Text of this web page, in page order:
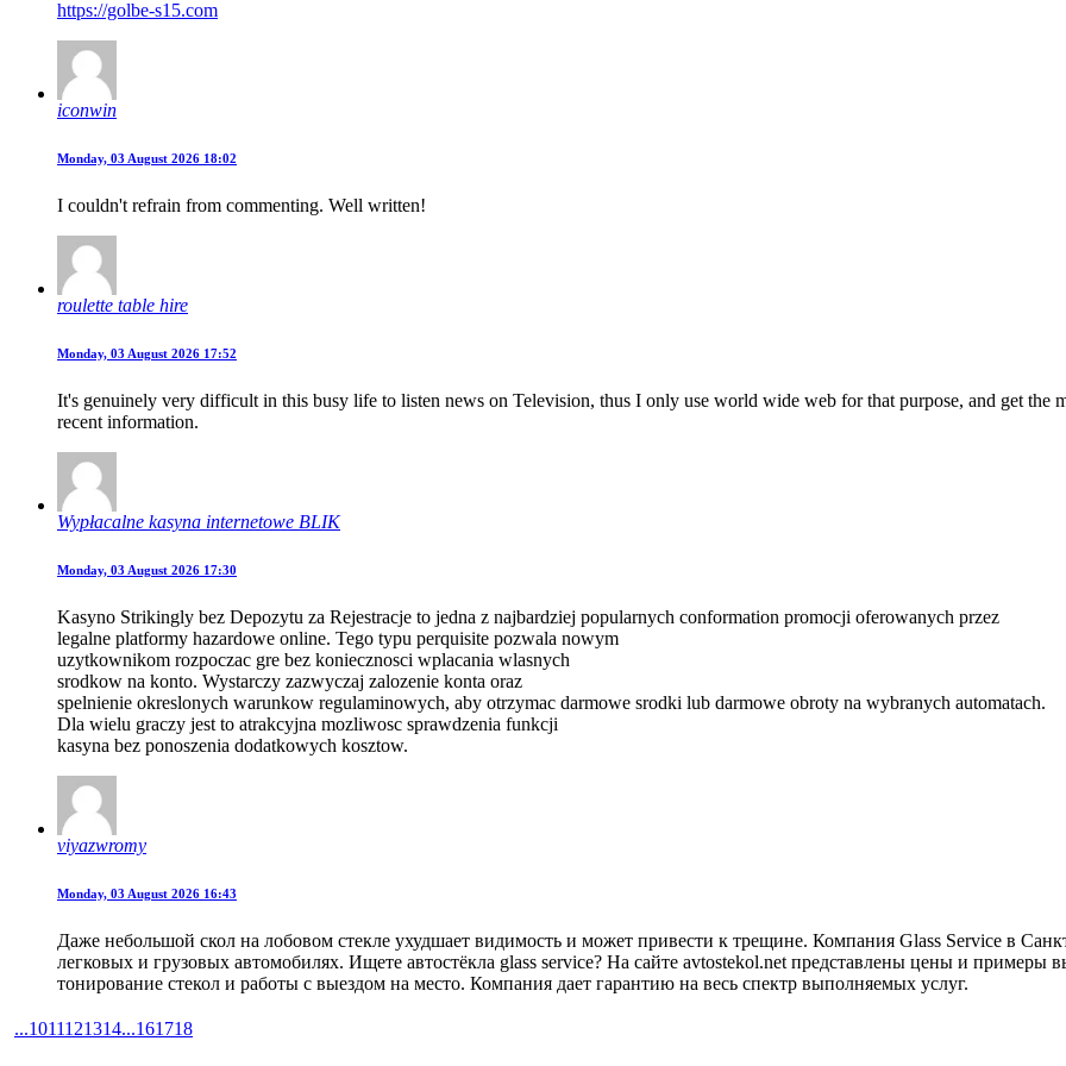
https://golbe-s15.com
iconwin
Monday, 03 August 2026 18:02
I couldn't refrain from commenting. Well written!
roulette table hire
Monday, 03 August 2026 17:52
It's genuinely very difficult in this busy life to listen news on Television, thus I only use world wide web for that purpose, and get the
recent information.
Wypłacalne kasyna internetowe BLIK
Monday, 03 August 2026 17:30
Kasyno Strikingly bez Depozytu za Rejestracje to jedna z najbardziej popularnych conformation promocji oferowanych przez
legalne platformy hazardowe online. Tego typu perquisite pozwala nowym
uzytkownikom rozpoczac gre bez koniecznosci wplacania wlasnych
srodkow na konto. Wystarczy zazwyczaj zalozenie konta oraz
spelnienie okreslonych warunkow regulaminowych, aby otrzymac darmowe srodki lub darmowe obroty na wybranych automatach.
Dla wielu graczy jest to atrakcyjna mozliwosc sprawdzenia funkcji
kasyna bez ponoszenia dodatkowych kosztow.
viyazwromy
Monday, 03 August 2026 16:43
Даже небольшой скол на лобовом стекле ухудшает видимость и может привести к трещине. Компания Glass Service в
легковых и грузовых автомобилях. Ищете автостёкла glass service? На сайте avtostekol.net представлены цены и
тонирование стекол и работы с выездом на место. Компания дает гарантию на весь спектр выполняемых услуг.
...1011121314...161718